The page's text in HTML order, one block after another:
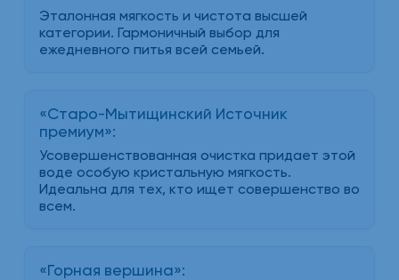
Эталонная мягкость и чистота высшей
категории. Гармоничный выбор для
ежедневного питья всей семьей.
«Старо-Мытищинский Источник
премиум»:
Усовершенствованная очистка придает этой
воде особую кристальную мягкость.
Идеальна для тех, кто ищет совершенство во
всем.
«Горная вершина»: